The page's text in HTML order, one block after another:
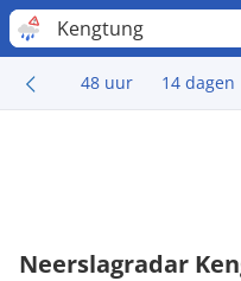
Kengtung
48 uur 14 dagen
Neerslagradar